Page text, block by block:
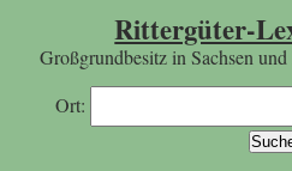
Rittergüter-
Großgrundbesitz in Sachsen
Ort: